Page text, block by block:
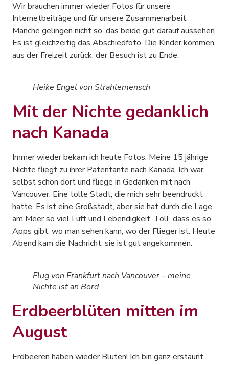
Wir brauchen immer wieder Fotos für unsere
Internetbeiträge und für unsere Zusammenarbeit.
Manche gelingen nicht so, das beide gut darauf aussehen.
Es ist gleichzeitig das Abschiedfoto. Die Kinder kommen
aus der Freizeit zurück, der Besuch ist zu Ende.
Heike Engel von Strahlemensch
Mit der Nichte gedanklich
nach Kanada
Immer wieder bekam ich heute Fotos. Meine 15 jährige
Nichte fliegt zu ihrer Patentante nach Kanada. Ich war
selbst schon dort und fliege in Gedanken mit nach
Vancouver. Eine tolle Stadt, die mich sehr beendruckt
hatte. Es ist eine Großstadt, aber sie hat durch die Lage
am Meer so viel Luft und Lebendigkeit. Toll, dass es so
Apps gibt, wo man sehen kann, wo der Flieger ist. Heute
Abend kam die Nachricht, sie ist gut angekommen.
Flug von Frankfurt nach Vancouver – meine
Nichte ist an Bord
Erdbeerblüten mitten im
August
Erdbeeren haben wieder Blüten! Ich bin ganz erstaunt.